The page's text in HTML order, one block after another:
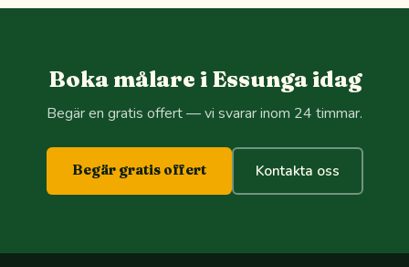
Boka målare i Essunga idag
Begär en gratis offert — vi svarar inom 24 timmar.
Begär gratis offert Kontakta oss